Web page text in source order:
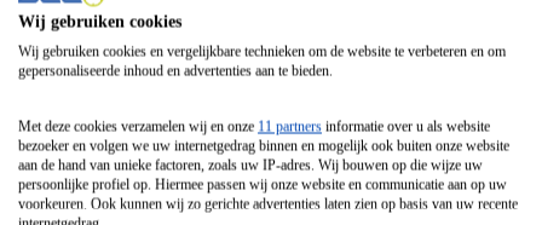
Airfryer
Frituurpan
Contactgrill
Broodbakmachine
Broodrooster
Wij gebruiken cookies
Wij gebruiken cookies en vergelijkbare technieken om de website te verbeteren en om
gepersonaliseerde inhoud en advertenties aan te bieden.
Met deze cookies verzamelen wij en onze 11 partners informatie over u als website
bezoeker en volgen we uw internetgedrag binnen en mogelijk ook buiten onze website
aan de hand van unieke factoren, zoals uw IP-adres. Wij bouwen op die wijze uw
persoonlijke profiel op. Hiermee passen wij onze website en communicatie aan op uw
voorkeuren. Ook kunnen wij zo gerichte advertenties laten zien op basis van uw recente